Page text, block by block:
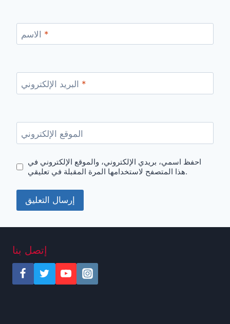
*
*
الموقع الإلكتروني
احفظ اسمي، بريدي الإلكتروني، والموقع الإلكتروني في
هذا المتصفح لاستخدامها المرة المقبلة في تعليقي.
إتصل بنا